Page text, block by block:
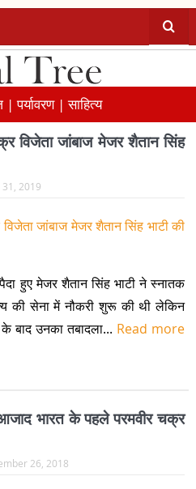
|पर्यावरण |साहित्य
विजेता जांबाज मेजर शैतान सिंह
2019
हुए मेजर शैतान सिंह भाटी ने स्नातक
की सेना में नौकरी शुरू की थी लेकिन
बाद उनका तबादला... Read more
भारत के पहले परमवीर चक्र
26, 2018